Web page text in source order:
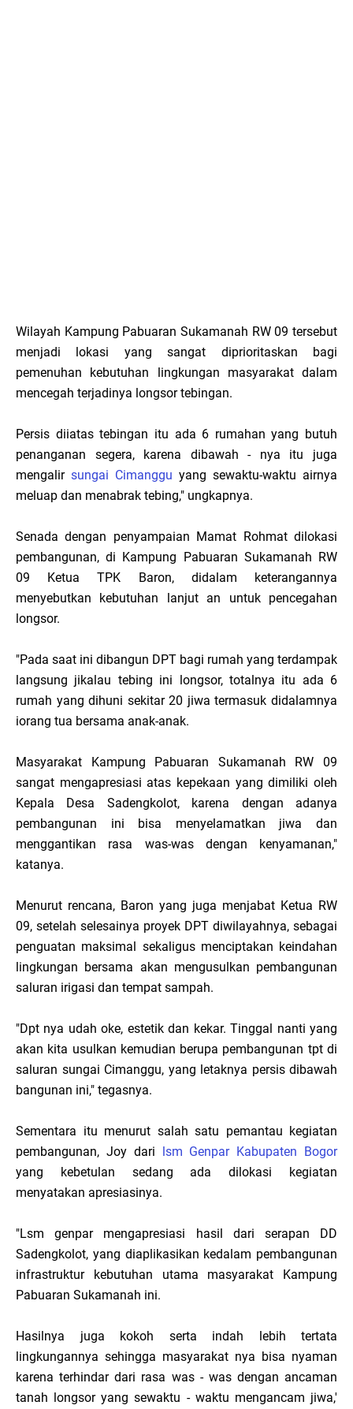
Wilayah Kampung Pabuaran Sukamanah RW 09 tersebut
menjadi lokasi yang sangat diprioritaskan bagi
pemenuhan kebutuhan lingkungan masyarakat dalam
mencegah terjadinya longsor tebingan.
Persis diiatas tebingan itu ada 6 rumahan yang butuh
penanganan segera, karena dibawah - nya itu juga
mengalir sungai Cimanggu yang sewaktu-waktu airnya
meluap dan menabrak tebing," ungkapnya.
Senada dengan penyampaian Mamat Rohmat dilokasi
pembangunan, di Kampung Pabuaran Sukamanah RW
09 Ketua TPK Baron, didalam keterangannya
menyebutkan kebutuhan lanjut an untuk pencegahan
longsor.
"Pada saat ini dibangun DPT bagi rumah yang terdampak
langsung jikalau tebing ini longsor, totalnya itu ada 6
rumah yang dihuni sekitar 20 jiwa termasuk didalamnya
iorang tua bersama anak-anak.
Masyarakat Kampung Pabuaran Sukamanah RW 09
sangat mengapresiasi atas kepekaan yang dimiliki oleh
Kepala Desa Sadengkolot, karena dengan adanya
pembangunan ini bisa menyelamatkan jiwa dan
menggantikan rasa was-was dengan kenyamanan,"
katanya.
Menurut rencana, Baron yang juga menjabat Ketua RW
09, setelah selesainya proyek DPT diwilayahnya, sebagai
penguatan maksimal sekaligus menciptakan keindahan
lingkungan bersama akan mengusulkan pembangunan
saluran irigasi dan tempat sampah.
"Dpt nya udah oke, estetik dan kekar. Tinggal nanti yang
akan kita usulkan kemudian berupa pembangunan tpt di
saluran sungai Cimanggu, yang letaknya persis dibawah
bangunan ini," tegasnya.
Sementara itu menurut salah satu pemantau kegiatan
pembangunan, Joy dari
lsm Genpar Kabupaten Bogor
yang kebetulan sedang ada dilokasi kegiatan
menyatakan apresiasinya.
"Lsm genpar mengapresiasi hasil dari serapan DD
Sadengkolot, yang diaplikasikan kedalam pembangunan
infrastruktur kebutuhan utama masyarakat Kampung
Pabuaran Sukamanah ini.
Hasilnya juga kokoh serta indah lebih tertata
lingkungannya sehingga masyarakat nya bisa nyaman
karena terhindar dari rasa was - was dengan ancaman
tanah longsor yang sewaktu - waktu mengancam jiwa,'